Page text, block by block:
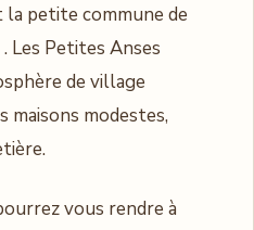
la petite commune de
. Les Petites Anses
de village
maisons modestes,
vous rendre à